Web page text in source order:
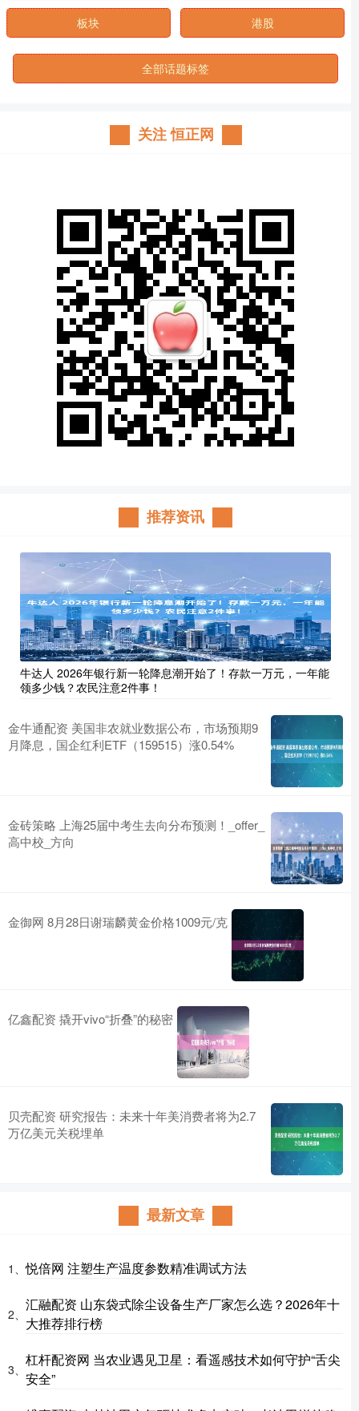
板块 港股
全部话题标签
关注 恒正网
推荐资讯
牛达人 2026年银行新一轮降息潮开始了！存款一万元，一年能
领多少钱？农民注意2件事！
金牛通配资 美国非农就业数据公布，市场预期9
月降息，国企红利ETF（159515）涨0.54%
金砖策略 上海25届中考生去向分布预测！_offer_
高中校_方向
金御网 8月28日谢瑞麟黄金价格1009元/克
亿鑫配资 撬开vivo“折叠”的秘密
贝壳配资 研究报告：未来十年美消费者将为2.7
万亿美元关税埋单
最新文章
1、悦倍网 注塑生产温度参数精准调试方法
2、
汇融配资 山东袋式除尘设备生产厂家怎么选？2026年十
大推荐排行榜
3、
杠杆配资网 当农业遇见卫星：看遥感技术如何守护“舌尖
安全”